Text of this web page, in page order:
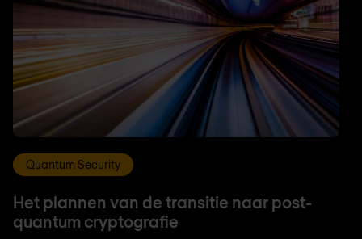
Quantum Security
Het plannen van de transitie naar post-
quantum cryptografie